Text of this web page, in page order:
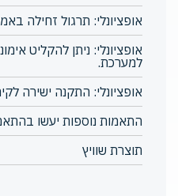
אופציונלי: תרגול זחילה
אופציונלי: ניתן להקליט
למערכת.
אופציונלי: התקנה ישירה
התאמות נוספות יעשו
תוצרת שוויץ